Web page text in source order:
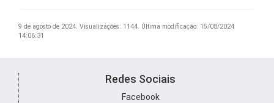
9 de agosto de 2024. Visualizações: 1144. Última modificação: 15/08/2024
14:06:31
Redes Sociais
Facebook